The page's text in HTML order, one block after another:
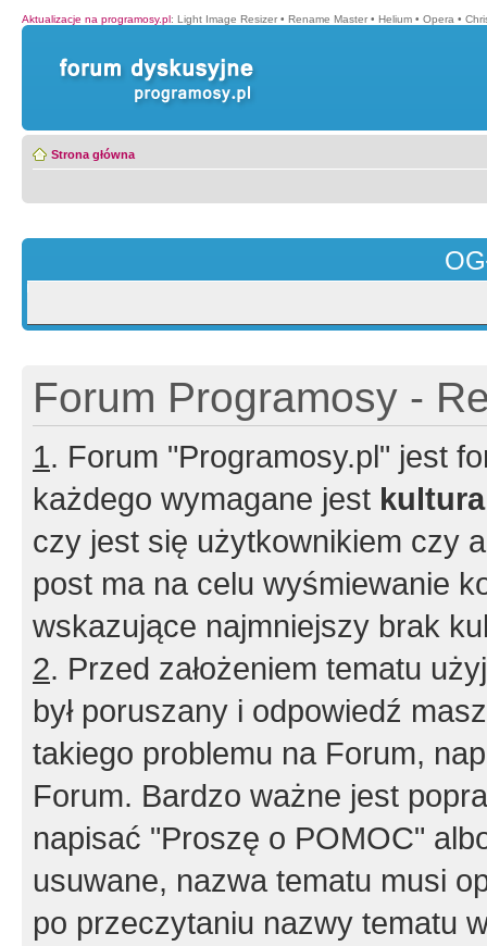
Aktualizacje na programosy.pl: Light Image Resizer • Rename Master • Helium • Opera •
Strona główna
Forum Programosy -
1. Forum "Programosy.pl" jest
każdego wymagane jest
czy jest się użytkownikiem czy
post ma na celu wyśmiewanie
wskazujące najmniejszy brak
2. Przed założeniem tematu
był poruszany i odpowiedź
takiego problemu na Forum,
Forum. Bardzo ważne jest
napisać "Proszę o POMOC"
usuwane, nazwa tematu musi
po przeczytaniu nazwy tematu